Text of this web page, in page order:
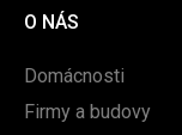
O NÁS
Domácnosti
Firmy a budovy